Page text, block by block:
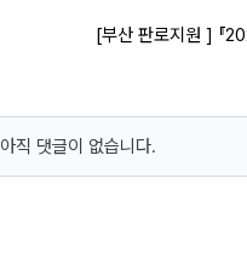
[부산 판로지원 ] 『
아직 댓글이 없습니다.